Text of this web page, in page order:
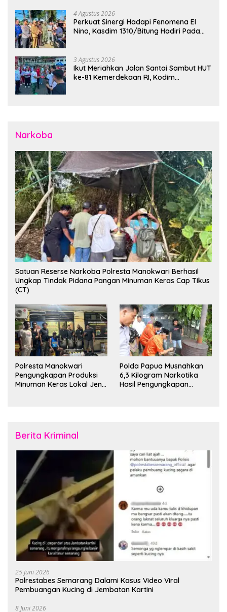
Bencana
4 Agustus 2026
Perkuat Sinergi Hadapi Fenomena El
Nino, Kasdim 1310/Bitung Hadiri Pada
3 Agustus 2026
Ikut Meriahkan Jalan Santai Sambut HUT
ke-81 Kemerdekaan RI, Kodim
Narkoba
Satuan Reserse Narkoba Polresta Manokwari Berhasil
Ungkap Tindak Pidana Pangan Minuman Keras Cap Tikus
(CT)
Polresta Manokwari
Pengungkapan Produksi
Minuman Keras Lokal Jenis
Polda Papua Musnahkan
6,3 Kilogram Narkotika
Hasil Pengungkapan
Berita Kriminal
25 Juni 2026
Polrestabes Semarang Dalami Kasus Video Viral
Pembuangan Kucing di Jembatan Kartini
8 Juni 2026